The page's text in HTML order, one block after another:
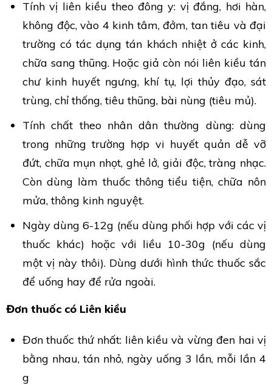
Tính vị liên kiều theo đông y: vị đắng, hơi hàn,
không độc, vào 4 kinh tâm, đởm, tan tiêu và đại
trường có tác dụng tán khách nhiệt ở các kinh,
chữa sang thũng. Hoặc giả còn nói liên kiều tán
chư kinh huyết ngưng, khí tụ, lợi thủy đạo, sát
trùng, chỉ thống, tiêu thũng, bài nùng (tiêu mủ).
Tính chất theo nhân dân thường dùng: dùng
trong những trường hợp vi huyết quản dễ vỡ
đứt, chữa mụn nhọt, ghẻ lở, giải độc, tràng nhạc.
Còn dùng làm thuốc thông tiểu tiện, chữa nôn
mửa, thông kinh nguyệt.
Ngày dùng 6-12g (nếu dùng phối hợp với các vị
thuốc khác) hoặc với liều 10-30g (nếu dùng
một vị này thôi). Dùng dưới hình thức thuốc sắc
để uống hay để rửa ngoài.
Đơn thuốc có Liên kiều
Đơn thuốc thứ nhất: liên kiều và vừng đen hai vị
bằng nhau, tán nhỏ, ngày uống 3 lần, mỗi lần 4
g